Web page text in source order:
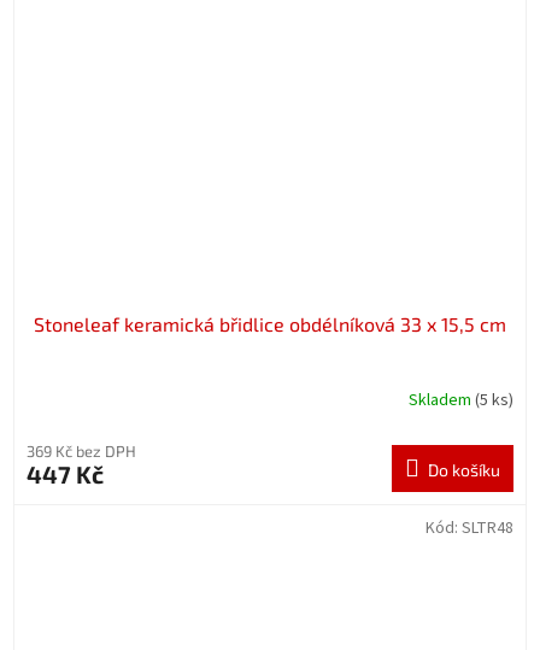
Stoneleaf keramická břidlice obdélníková 33 x 15,5 cm
Skladem (5 ks)
369 Kč bez DPH
447 Kč Do košíku
Kód: SLTR48